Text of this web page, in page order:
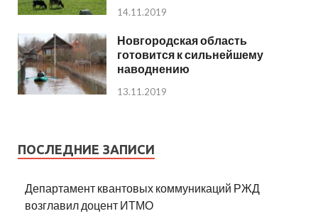
14.11.2019
Новгородская область
готовится к сильнейшему
наводнению
13.11.2019
ПОСЛЕДНИЕ ЗАПИСИ
Департамент квантовых коммуникаций РЖД
возглавил доцент ИТМО